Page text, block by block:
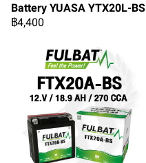
Battery YUASA YTX20L-BS
฿4,400